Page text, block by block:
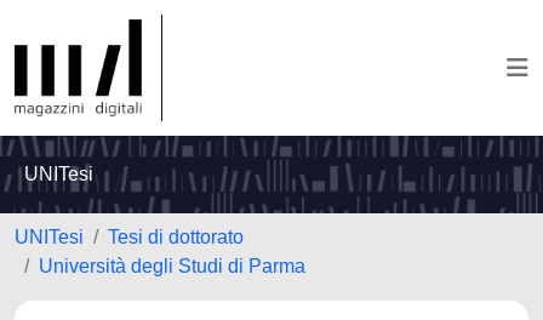
UNITesi
UNITesi
Tesi di dottorato
Università degli Studi di Parma